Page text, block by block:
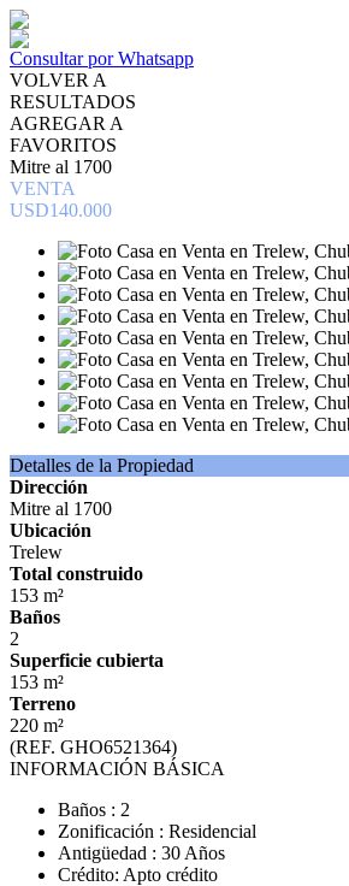
Consultar por Whatsapp
VOLVER A
RESULTADOS
AGREGAR A
FAVORITOS
Mitre al 1700
VENTA
USD140.000
Detalles de la Propiedad
Dirección
Mitre al 1700
Ubicación
Trelew
Total construido
153 m²
Baños
2
Superficie cubierta
153 m²
Terreno
220 m²
(REF. GHO6521364)
INFORMACIÓN BÁSICA
Baños : 2
Zonificación : Residencial
Antigüedad : 30 Años
Crédito: Apto crédito